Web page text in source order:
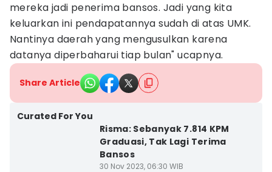
mereka jadi penerima bansos. Jadi yang kita
keluarkan ini pendapatannya sudah di atas UMK.
Nantinya daerah yang mengusulkan karena
datanya diperbaharui tiap bulan" ucapnya.
Share Article
Curated For You
Risma: Sebanyak 7.814 KPM
Graduasi, Tak Lagi Terima
Bansos
30 Nov 2023, 06:30 WIB